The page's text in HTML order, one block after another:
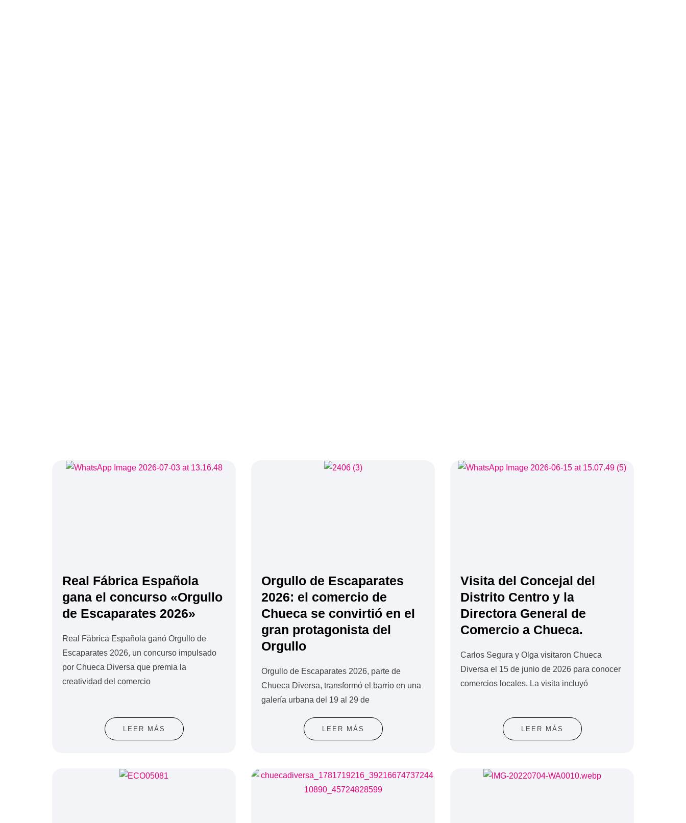
Real Fábrica Española
gana el concurso «Orgullo
de Escaparates 2026»
Real Fábrica Española ganó Orgullo de
Escaparates 2026, un concurso impulsado
por Chueca Diversa que premia la
creatividad del comercio
LEER MÁS
Orgullo de Escaparates
2026: el comercio de
Chueca se convirtió en el
gran protagonista del
Orgullo
Orgullo de Escaparates 2026, parte de
Chueca Diversa, transformó el barrio en una
galería urbana del 19 al 29 de
LEER MÁS
Visita del Concejal del
Distrito Centro y la
Directora General de
Comercio a Chueca.
Carlos Segura y Olga visitaron Chueca
Diversa el 15 de junio de 2026 para conocer
comercios locales. La visita incluyó
LEER MÁS